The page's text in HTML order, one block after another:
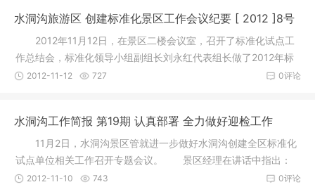
水洞沟旅游区 创建标准化景区工作会议纪要 [ 2012 ]8号
2012年11月12日，在景区二楼会议室，召开了标准化试点工
作总结会，标准化领导小组副组长刘永红代表组长做了2012年标
准化工作
0评论
2012-11-12 727
水洞沟工作简报 第19期 认真部署 全力做好迎检工作
11月2日，水洞沟景区管就进一步做好水洞沟创建全区标准化
试点单位相关工作召开专题会议。 景区经理在讲话中指出：
水洞沟
0评论
2012-11-10 743